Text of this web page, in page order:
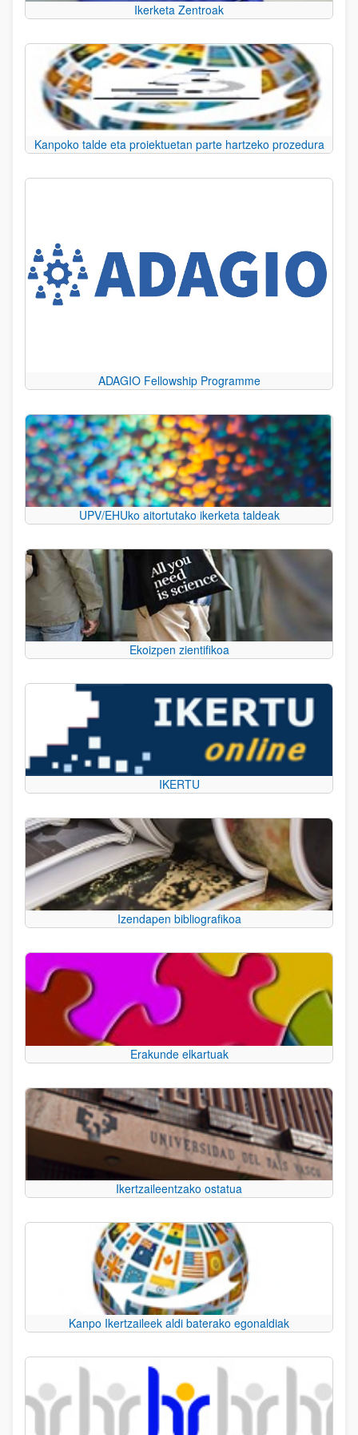
Ikerketa Zentroak
Kanpoko talde eta proiektuetan parte hartzeko prozedura
ADAGIO Fellowship Programme
UPV/EHUko aitortutako ikerketa taldeak
Ekoizpen zientifikoa
IKERTU
Izendapen bibliografikoa
Erakunde elkartuak
Ikertzaileentzako ostatua
Kanpo Ikertzaileek aldi baterako egonaldiak